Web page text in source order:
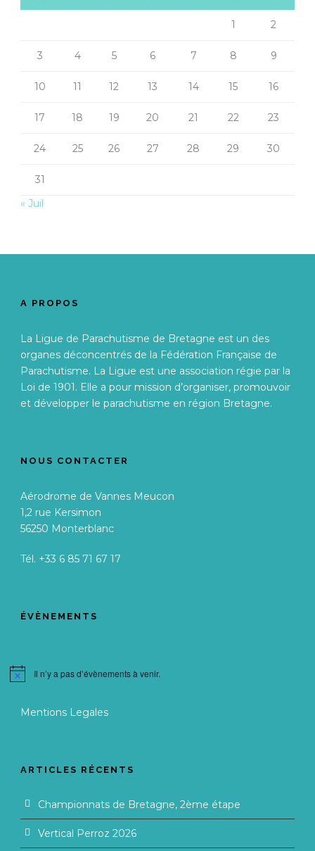
1 2
3 4 5 6 7 8 9
10 11 12 13 14 15 16
17 18 19 20 21 22 23
24 25 26 27 28 29 30
31
« Juil
A PROPOS
La Ligue de Parachutisme de Bretagne est un des
organes déconcentrés de la Fédération Française de
Parachutisme. La Ligue est une association régie par la
Loi de 1901. Elle a pour mission d’organiser, promouvoir
et développer le parachutisme en région Bretagne.
NOUS CONTACTER
Aérodrome de Vannes Meucon
1,2 rue Kersimon
56250 Monterblanc
Tél. +33 6 85 71 67 17
ÉVÈNEMENTS
Notice Il n’y a pas d’évènements à venir.
Mentions Legales
ARTICLES RÉCENTS
Championnats de Bretagne, 2ème étape
Vertical Perroz 2026